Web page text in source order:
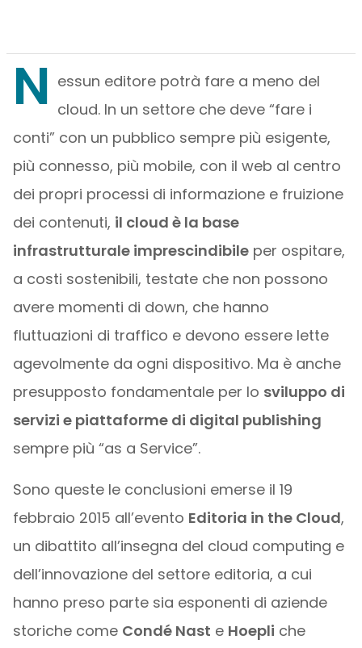
N essun editore potrà fare a meno del
cloud. In un settore che deve “fare i
conti” con un pubblico sempre più esigente,
più connesso, più mobile, con il web al centro
dei propri processi di informazione e fruizione
dei contenuti, il cloud è la base
infrastrutturale imprescindibileper ospitare,
a costi sostenibili, testate che non possono
avere momenti di down, che hanno
fluttuazioni di traffico e devono essere lette
agevolmente da ogni dispositivo. Ma è anche
presupposto fondamentale per lo sviluppo di
servizi e piattaforme di digital publishing
sempre più “as a Service”.
Sono queste le conclusioni emerse il 19
febbraio 2015 all’evento Editoria in the Cloud,
un dibattito all’insegna del cloud computing e
dell’innovazione del settore editoria, a cui
hanno preso parte sia esponenti di aziende
storiche come Condé Nast e Hoepli che